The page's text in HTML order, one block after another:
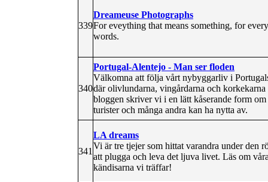
339
Dreameuse Photographs
For eveything that means something, for
words.
340
Portugal-Alentejo - Man ser floden
Välkomna att följa vårt nybyggarliv i
där olivlundarna, vingårdarna och
bloggen skriver vi i en lätt kåserande form
turister och många andra kan ha nytta av.
341
LA dreams
Vi är tre tjejer som hittat varandra under
att plugga och leva det ljuva livet. Läs om
kändisarna vi träffar!